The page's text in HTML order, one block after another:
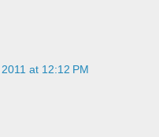
at 12:12 PM